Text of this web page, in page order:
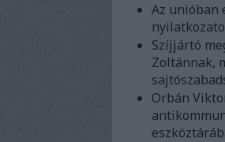
Az unióban
Szíjjártó
Zoltánnak,
Orbán